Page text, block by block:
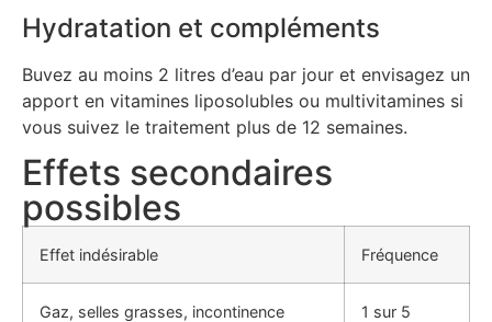
Hydratation et compléments
Buvez au moins 2 litres d’eau par jour et envisagez un
apport en vitamines liposolubles ou multivitamines si
vous suivez le traitement plus de 12 semaines.
Effets secondaires
possibles
Effet indésirable Fréquence
Gaz, selles grasses, incontinence 1 sur 5